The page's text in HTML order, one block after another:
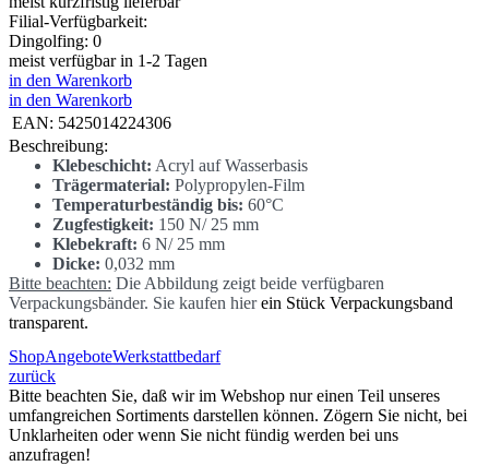
Filial-Verfügbarkeit:
Dingolfing: 0
meist verfügbar in 1-2 Tagen
in den Warenkorb
in den Warenkorb
EAN: 5425014224306
Beschreibung:
Klebeschicht: Acryl auf Wasserbasis
Trägermaterial: Polypropylen-Film
Temperaturbeständig bis: 60°C
Zugfestigkeit: 150 N/ 25 mm
Klebekraft: 6 N/ 25 mm
Dicke: 0,032 mm
Bitte beachten: Die Abbildung zeigt beide verfügbaren
Verpackungsbänder. Sie kaufen hierein Stück Verpackungsband
transparent.
ShopAngeboteWerkstattbedarf
zurück
Bitte beachten Sie, daß wir im Webshop nur einen Teil unseres
umfangreichen Sortiments darstellen können. Zögern Sie nicht, bei
Unklarheiten oder wenn Sie nicht fündig werden bei uns
anzufragen!